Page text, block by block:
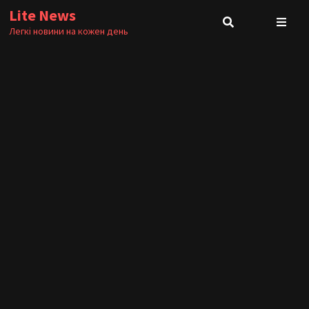
Skip
to
Lite News
Легкі новини на кожен день